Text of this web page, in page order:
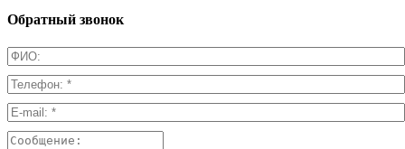
Обратный звонок